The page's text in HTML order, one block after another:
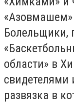
Болельщики,
области» в
свидетелями
развязка в